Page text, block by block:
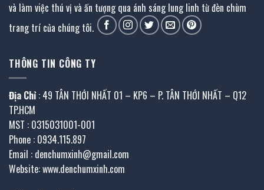
và làm việc thú vị và ấn tượng qua ánh sáng lung linh từ đèn chùm
trang trí của chúng tôi.
THÔNG TIN CÔNG TY
Địa Chỉ : 49 TÂN THỚI NHẤT 01 – KP6 – P. TÂN THỚI NHẤT – Q12
TP.HCM
MST : 0315031001-001
Phone : 0934.115.897
Email : denchumxinh@gmail.com
Website: www.denchumxinh.com